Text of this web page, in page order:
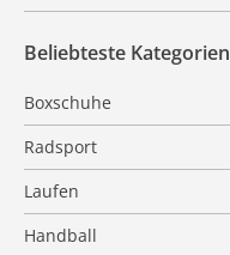
Beliebteste Kategorien
Boxschuhe
Radsport
Laufen
Handball